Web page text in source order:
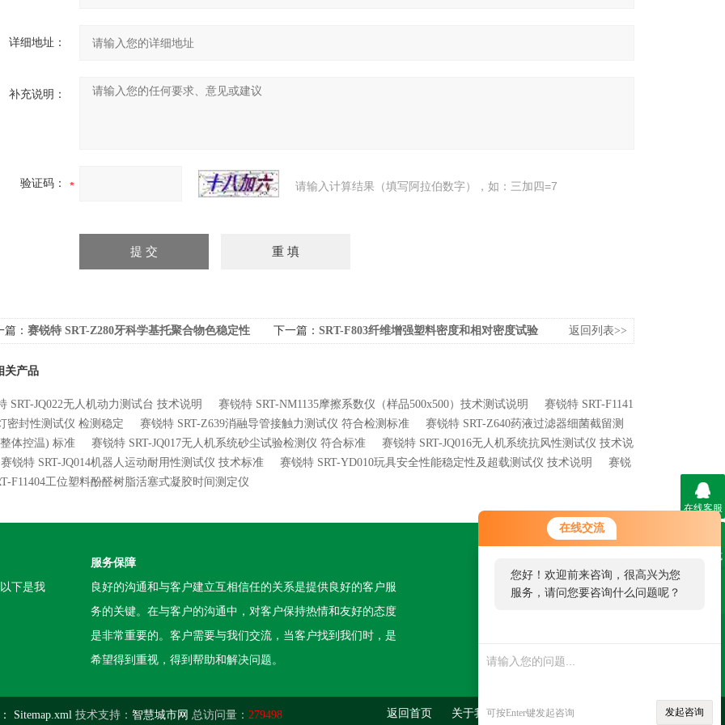
在线交流
您好！欢迎前来咨询，很高兴为您
服务，请问您要咨询什么问题呢？
可按Enter键发起咨询 发起咨询
详细地址：
补充说明：
验证码： 请输入计算结果（填写阿拉伯数字），如：三加四=7
篇： 赛锐特 SRT-Z280牙科学基托聚合物色稳定性
下一篇： SRT-F803纤维增强塑料密度和相对密度试验
返回列表>>
关产品
SRT-JQ022无人机动力测试台 技术说明 赛锐特 SRT-NM1135摩擦系数仪（样品500x500）技术测试说明
赛锐特 SRT-F1141
密封性测试仪 检测稳定
赛锐特 SRT-Z639消融导管接触力测试仪 符合检测标准
赛锐特 SRT-Z640药液过滤器细菌截留测
体控温) 标准
赛锐特 SRT-JQ017无人机系统砂尘试验检测仪 符合标准
赛锐特 SRT-JQ016无人机系统抗风性测试仪 技术说
赛锐特 SRT-JQ014机器人运动耐用性测试仪 技术标准
赛锐特 SRT-YD010玩具安全性能稳定性及超载测试仪 技术说明
赛锐
F11404工位塑料酚醛树脂活塞式凝胶时间测定仪
下是我
服务保障
良好的沟通和与客户建立互相信任的关系是提供良好的客户服
务的关键。在与客户的沟通中，对客户保持热情和友好的态度
是非常重要的。客户需要与我们交流，当客户找到我们时，是
希望得到重视，得到帮助和解决问题。
Sitemap.xml 技术支持： 智慧城市网 总访问量： 279498 返回首页 关于我们 联系我们
在线客服
联系方式